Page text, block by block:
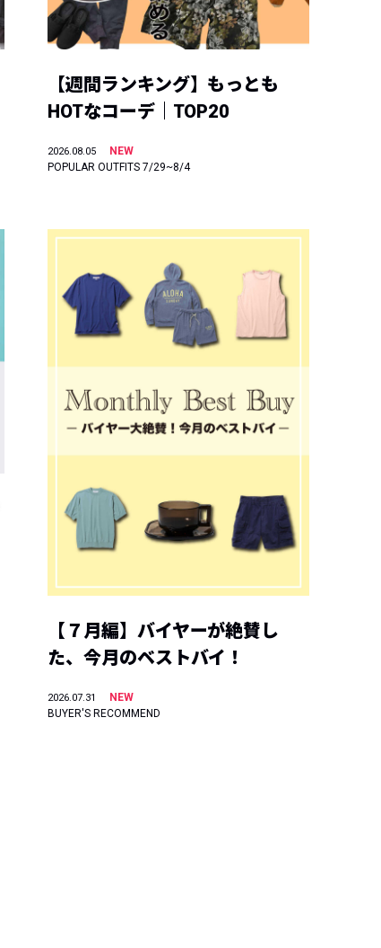
【週間ランキング】もっとも
HOTなコーデ｜TOP20
2026.08.05
NEW
POPULAR OUTFITS 7/29~8/4
【７月編】バイヤーが絶賛し
た、今月のベストバイ！
2026.07.31
NEW
BUYER'S RECOMMEND